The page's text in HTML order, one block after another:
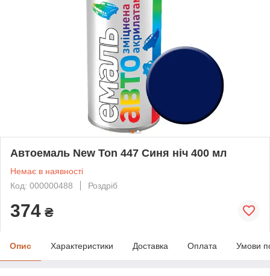
Автоемаль New Ton 447 Синя ніч 400 мл
Немає в наявності
Код: 000000488
Роздріб
374 ₴
Опис Характеристики Доставка Оплата Умови